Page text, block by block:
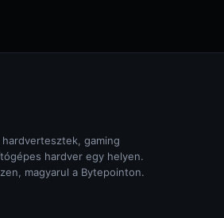
gaming
hardver egy helyen.
magyarul a Bytepointon.